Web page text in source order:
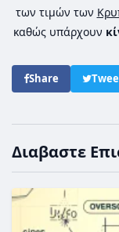
των τιμών των
καθώς υπάρχουν
Share
Διαβαστε